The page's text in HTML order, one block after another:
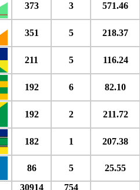
373 3 571.46
351 5 218.37
211 5 116.24
192 6 82.10
192 2 211.72
182 1 207.38
86 5
25.55
30914 754